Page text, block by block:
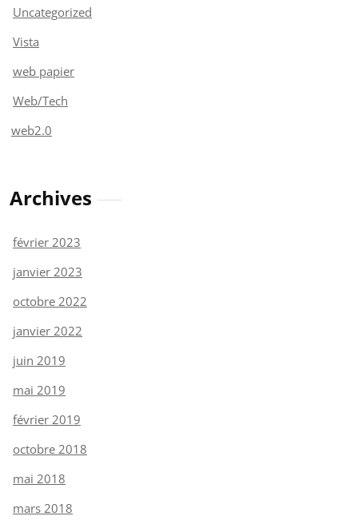
Uncategorized
Vista
web papier
Web/Tech
web2.0
Archives
février 2023
janvier 2023
octobre 2022
janvier 2022
juin 2019
mai 2019
février 2019
octobre 2018
mai 2018
mars 2018